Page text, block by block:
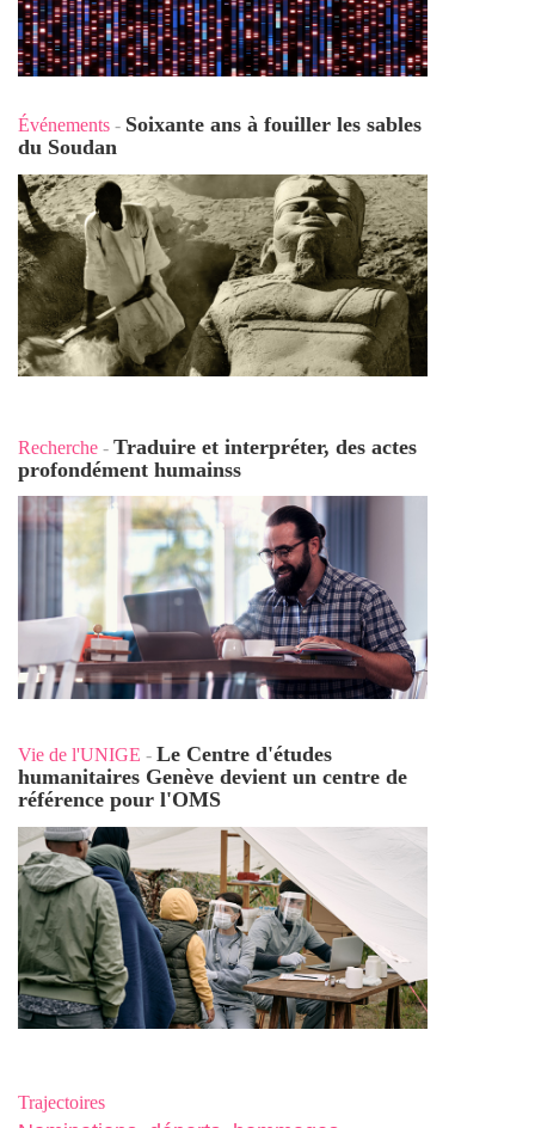
Événements - Soixante ans à fouiller les sables
du Soudan
Recherche - Traduire et interpréter, des actes
profondément humainss
Vie de l'UNIGE - Le Centre d'études
humanitaires Genève devient un centre de
référence pour l'OMS
Trajectoires